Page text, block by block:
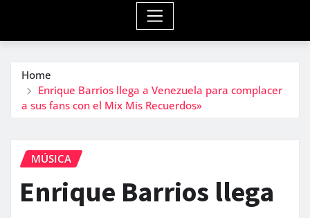
Home
Enrique Barrios llega a Venezuela para complacer
a sus fans con el Mix Mis Recuerdos»
MÚSICA
Enrique Barrios llega